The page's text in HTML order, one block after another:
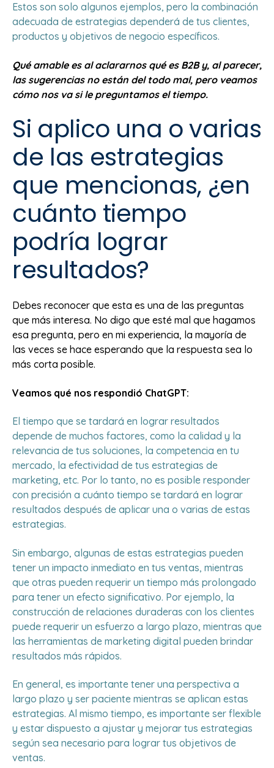
Estos son solo algunos ejemplos, pero la combinación
adecuada de estrategias dependerá de tus clientes,
productos y objetivos de negocio específicos.
Qué amable es al aclararnos qué es B2B y, al parecer,
las sugerencias no están del todo mal, pero veamos
cómo nos va si le preguntamos el tiempo.
Si aplico una o varias
de las estrategias
que mencionas, ¿en
cuánto tiempo
podría lograr
resultados?
Debes reconocer que esta es una de las preguntas
que más interesa. No digo que esté mal que hagamos
esa pregunta, pero en mi experiencia, la mayoría de
las veces se hace esperando que la respuesta sea lo
más corta posible.
Veamos qué nos respondió ChatGPT:
El tiempo que se tardará en lograr resultados
depende de muchos factores, como la calidad y la
relevancia de tus soluciones, la competencia en tu
mercado, la efectividad de tus estrategias de
marketing, etc. Por lo tanto, no es posible responder
con precisión a cuánto tiempo se tardará en lograr
resultados después de aplicar una o varias de estas
estrategias.
Sin embargo, algunas de estas estrategias pueden
tener un impacto inmediato en tus ventas, mientras
que otras pueden requerir un tiempo más prolongado
para tener un efecto significativo. Por ejemplo, la
construcción de relaciones duraderas con los clientes
puede requerir un esfuerzo a largo plazo, mientras que
las herramientas de marketing digital pueden brindar
resultados más rápidos.
En general, es importante tener una perspectiva a
largo plazo y ser paciente mientras se aplican estas
estrategias. Al mismo tiempo, es importante ser flexible
y estar dispuesto a ajustar y mejorar tus estrategias
según sea necesario para lograr tus objetivos de
ventas.